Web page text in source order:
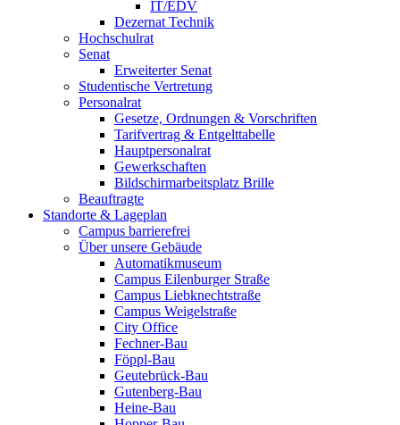
IT/EDV
Dezernat Technik
Hochschulrat
Senat
Erweiterter Senat
Studentische Vertretung
Personalrat
Gesetze, Ordnungen & Vorschriften
Tarifvertrag & Entgelttabelle
Hauptpersonalrat
Gewerkschaften
Bildschirmarbeitsplatz Brille
Beauftragte
Standorte & Lageplan
Campus barrierefrei
Über unsere Gebäude
Automatikmuseum
Campus Eilenburger Straße
Campus Liebknechtstraße
Campus Weigelstraße
City Office
Fechner-Bau
Föppl-Bau
Geutebrück-Bau
Gutenberg-Bau
Heine-Bau